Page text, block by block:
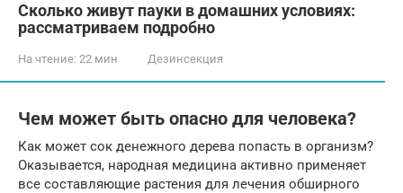
Сколько живут пауки в домашних условиях:
рассматриваем подробно
На чтение: 22 мин Дезинсекция
Чем может быть опасно для человека?
Как может сок денежного дерева попасть в организм?
Оказывается, народная медицина активно применяет
все составляющие растения для лечения обширного